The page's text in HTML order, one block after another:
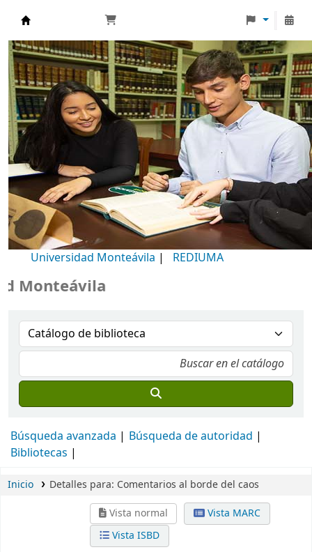
Biblioteca Universidad Monteávila
Universidad Monteávila | REDIUMA
Búsqueda avanzada
Búsqueda de autoridad
Bibliotecas
Inicio Detalles para: Comentarios al borde del caos
Vista normal
Vista MARC
Vista ISBD